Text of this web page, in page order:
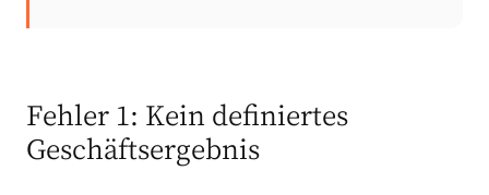
Fehler 1: Kein definiertes
Geschäftsergebnis